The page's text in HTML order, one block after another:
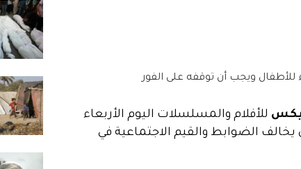
ويجب أن توقفه على الفور
للأفلام والمسلسلات اليوم الأربعاء
الذي يخالف الضوابط والقيم الاجتماعية في